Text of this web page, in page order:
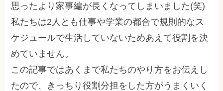
思ったより家事編が長くなってしまいました(笑)
私たちは2人とも仕事や学業の都合で規則的なス
ケジュールで生活していないためあえて役割を決
めていません。
この記事ではあくまで私たちのやり方をお伝えし
たので、きっちり役割分担をした方がうまくいく